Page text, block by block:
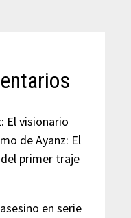
El visionario
de Ayanz: El
primer traje
en serie